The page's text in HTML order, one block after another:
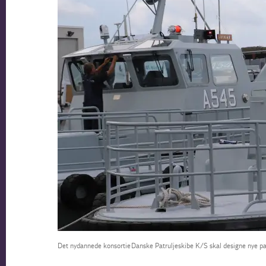
Det nydannede konsortie Danske Patruljeskibe K/S skal designe nye